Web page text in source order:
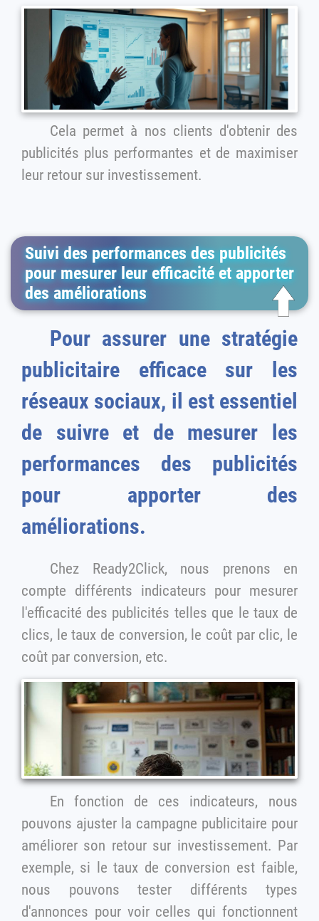
Cela permet à nos clients d'obtenir des
publicités plus performantes et de maximiser
leur retour sur investissement.
Suivi des performances des publicités
pour mesurer leur efficacité et apporter
des améliorations
Pour assurer une stratégie
publicitaire efficace sur les
réseaux sociaux, il est essentiel
de suivre et de mesurer les
performances des publicités
pour apporter des
améliorations.
Chez Ready2Click, nous prenons en
compte différents indicateurs pour mesurer
l'efficacité des publicités telles que le taux de
clics, le taux de conversion, le coût par clic, le
coût par conversion, etc.
En fonction de ces indicateurs, nous
pouvons ajuster la campagne publicitaire pour
améliorer son retour sur investissement. Par
exemple, si le taux de conversion est faible,
nous pouvons tester différents types
d'annonces pour voir celles qui fonctionnent